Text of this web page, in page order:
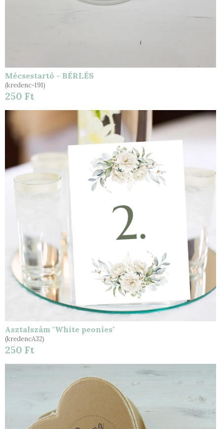
Mécsestartó - BÉRLÉS
(kredenc-191)
250 Ft
Asztalszám "White peonies"
(kredencA32)
250 Ft